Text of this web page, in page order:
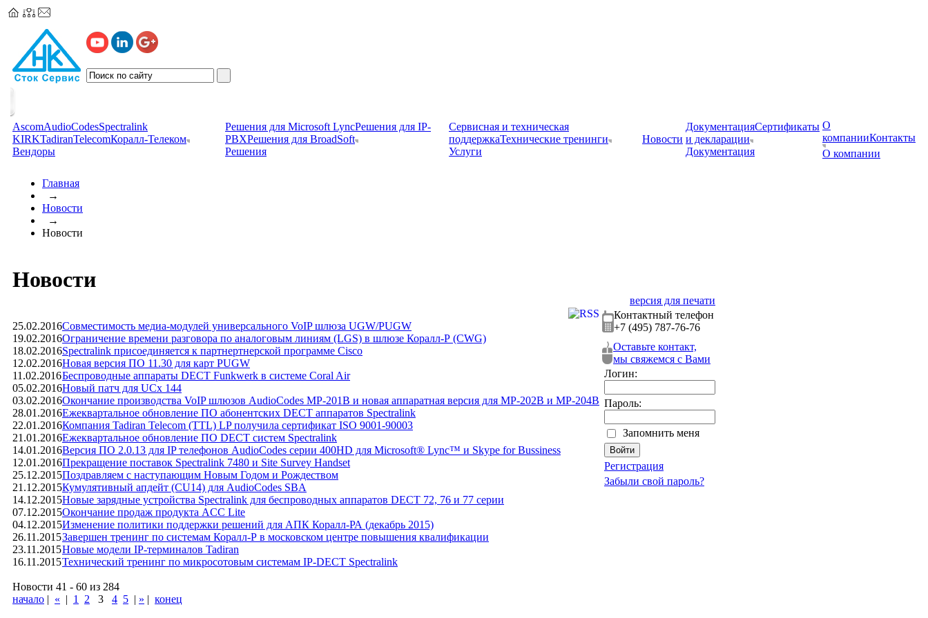
AscomAudioCodesSpectralink
KIRKTadiranTelecomКоралл-Телеком
Вендоры
Решения для Microsoft LyncРешения для IP-
PBXРешения для BroadSoft
Решения
Сервисная и техническая
поддержкаТехнические тренинги
Услуги
Новости
ДокументацияСертификаты
и декларации
Документация
О
компанииКонтакты
О компании
Главная
→
Новости
→
Новости
Новости
25.02.2016Cовместимость медиа-модулей универсального VoIP шлюза UGW/PUGW
19.02.2016Ограничение времени разговора по аналоговым линиям (LGS) в шлюзе Коралл-Р (CWG)
18.02.2016Spectralink присоединяется к партнертнерской программе Cisco
12.02.2016Новая версия ПО 11.30 для карт PUGW
11.02.2016Беспроводные аппараты DECT Funkwerk в системе Coral Air
05.02.2016Новый патч для UCx 144
03.02.2016Окончание производства VoIP шлюзов AudioCodes MP-201B и новая аппаратная версия для MP-202B и MP-204B
28.01.2016Ежеквартальное обновление ПО абонентских DECT аппаратов Spectralink
22.01.2016Компания Tadiran Telecom (TTL) LP получила сертификат ISO 9001-90003
21.01.2016Ежеквартальное обновление ПО DECT систем Spectralink
14.01.2016Версия ПО 2.0.13 для IP телефонов AudioCodes серии 400HD для Microsoft® Lync™ и Skype for Bussiness
12.01.2016Прекращение поставок Spectralink 7480 и Site Survey Handset
25.12.2015Поздравляем с наступающим Новым Годом и Рождеством
21.12.2015Кумулятивный апдейт (CU14) для AudioCodes SBA
14.12.2015Новые зарядные устройства Spectralink для беспроводных аппаратов DECT 72, 76 и 77 серии
07.12.2015Окончание продаж продукта ACC Lite
04.12.2015Изменение политики поддержки решений для АПК Коралл-РА (декабрь 2015)
26.11.2015Завершен тренинг по системам Коралл-Р в московском центре повышения квалификации
23.11.2015Новые модели IP-терминалов Tadiran
16.11.2015Технический тренинг по микросотовым системам IP-DECT Spectralink
Новости 41 - 60 из 284
начало | « | 1 2 3 4 5 | » | конец
версия для печати
Контактный телефон
+7 (495) 787-76-76
Оставьте контакт,
мы свяжемся с Вами
Логин:
Пароль:
Запомнить меня
Регистрация
Забыли свой пароль?